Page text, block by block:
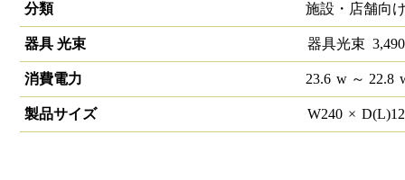
分類
施設・店舗向
器具 光束 器具光束 3,490
消費電力 23.6 w～ 22.8
製品サイズ W240 × D(L)